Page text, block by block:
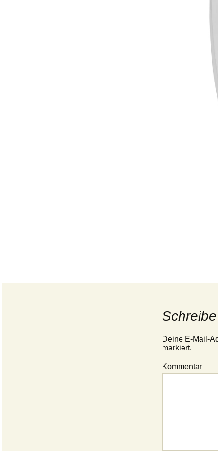
Deine E-Mail-
markiert.
Kommentar